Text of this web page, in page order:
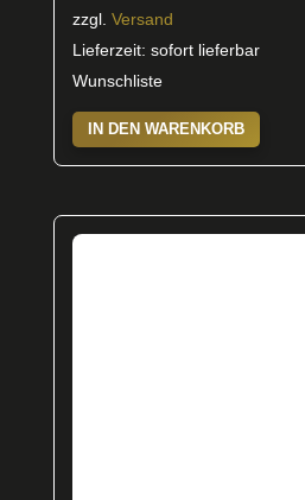
zzgl. Versand
Lieferzeit: sofort lieferbar
Wunschliste
IN DEN WARENKORB